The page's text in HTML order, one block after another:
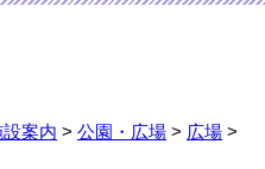
案内 > 公園・広場 > 広場 >